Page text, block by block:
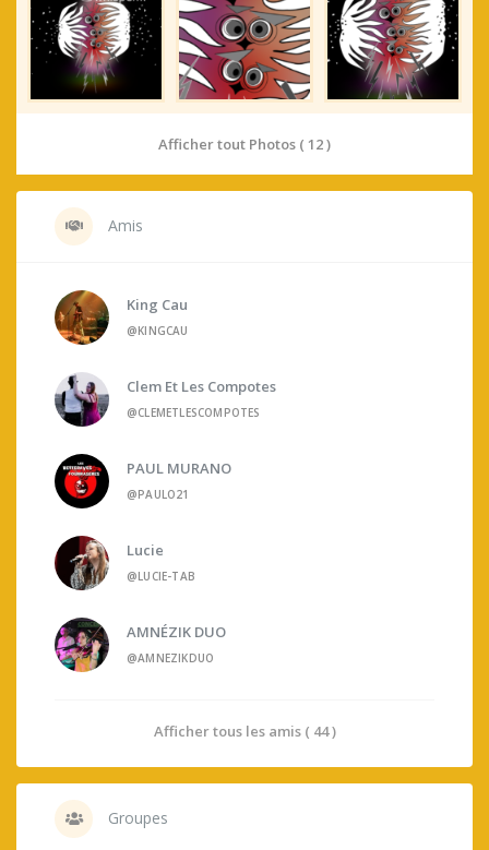
Afficher tout Photos ( 12 )
Amis
King Cau
@KINGCAU
Clem Et Les Compotes
@CLEMETLESCOMPOTES
PAUL MURANO
@PAULO21
Lucie
@LUCIE-TAB
AMNÉZIK DUO
@AMNEZIKDUO
Afficher tous les amis ( 44 )
Groupes